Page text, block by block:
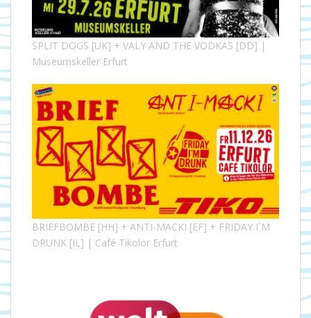
SPLIT DOGS [UK] + VALY AND THE VODKAS [DD] |
Museumskeller Erfurt
BRIEFBOMBE [HH] + ANTI-MACKI [EF] + FRIDAY I´M
DRUNK [IL] | Café Tikolor Erfurt